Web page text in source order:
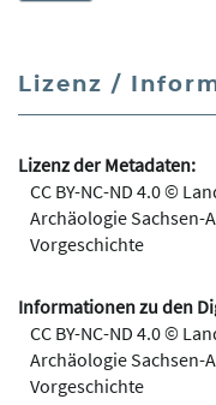
Lizenz /
Lizenz der Metadaten:
CC BY-NC-ND 4.0 ©
Archäologie Sachsen-
Vorgeschichte
Informationen zu den
CC BY-NC-ND 4.0 ©
Archäologie Sachsen-
Vorgeschichte